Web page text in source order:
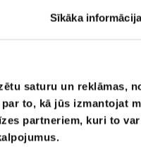
Sīkāka informācija
saturu un reklāmas,
to, kā jūs izmantojat
partneriem, kuri to